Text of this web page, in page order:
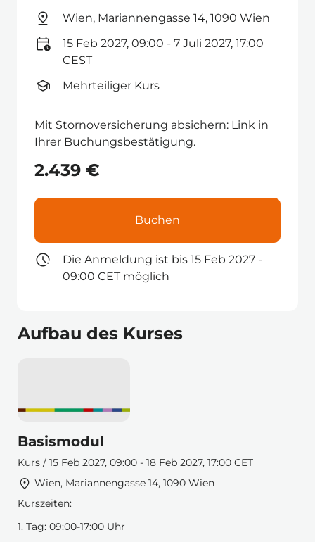
Wien, Mariannengasse 14, 1090 Wien
15 Feb 2027, 09:00 - 7 Juli 2027, 17:00
CEST
Mehrteiliger Kurs
Mit Stornoversicherung absichern: Link in
Ihrer Buchungsbestätigung.
2.439 €
Buchen
Die Anmeldung ist bis 15 Feb 2027 -
09:00 CET möglich
Aufbau des Kurses
Basismodul
Kurs / 15 Feb 2027, 09:00 - 18 Feb 2027, 17:00 CET
Wien, Mariannengasse 14, 1090 Wien
Kurszeiten:
1. Tag: 09:00-17:00 Uhr